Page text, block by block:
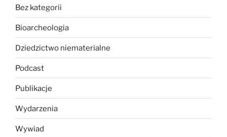
Bez kategorii
Bioarcheologia
Dziedzictwo niematerialne
Podcast
Publikacje
Wydarzenia
Wywiad